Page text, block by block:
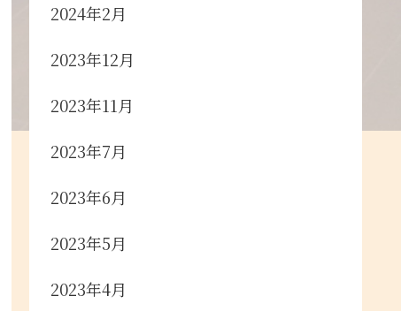
2024年2月
2023年12月
2023年11月
2023年7月
2023年6月
2023年5月
2023年4月